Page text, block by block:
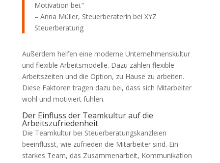
Motivation bei.“
– Anna Müller, Steuerberaterin bei XYZ
Steuerberatung
Außerdem helfen eine moderne Unternehmenskultur
und flexible Arbeitsmodelle. Dazu zählen flexible
Arbeitszeiten und die Option, zu Hause zu arbeiten.
Diese Faktoren tragen dazu bei, dass sich Mitarbeiter
wohl und motiviert fühlen.
Der Einfluss der Teamkultur auf die
Arbeitszufriedenheit
Die Teamkultur bei Steuerberatungskanzleien
beeinflusst, wie zufrieden die Mitarbeiter sind. Ein
starkes Team, das Zusammenarbeit, Kommunikation